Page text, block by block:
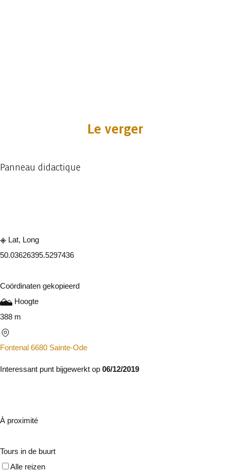
Le verger
Panneau didactique
Lat, Long
50.03626395.5297436
Coördinaten gekopieerd
Hoogte
388 m
Fontenal 6680 Sainte-Ode
Interessant punt bijgewerkt op 06/12/2019
À proximité
Tours in de buurt
Alle reizen